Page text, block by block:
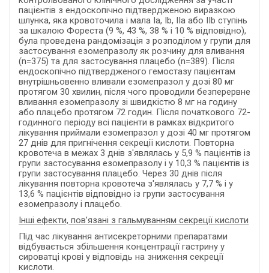
пацієнтів з ендоскопічно підтвердженою виразкою
шлунка, яка кровоточила і мала Ia, Ib, IIa або IIb ступінь
за шкалою Фореста (9 %, 43 %, 38 % і 10 % відповідно),
була проведена рандомізація з розподілом у групи для
застосування езомепразолу як розчину для вливання
(n=375) та для застосування плацебо (n=389). Після
ендоскопічно підтвердженого гемостазу пацієнтам
внутрішньовенно вливали езомепразол у дозі 80 мг
протягом 30 хвилин, після чого проводили безперервне
вливання езомепразолу зі швидкістю 8 мг на годину
або плацебо протягом 72 годин. Після початкового 72-
годинного періоду всі пацієнти в рамках відкритого
лікування приймали езомепразол у дозі 40 мг протягом
27 днів для пригнічення секреції кислоти. Повторна
кровотеча в межах 3 днів з'являлась у 5,9 % пацієнтів із
групи застосування езомепразолу і у 10,3 % пацієнтів із
групи застосування плацебо. Через 30 днів після
лікування повторна кровотеча з'являлась у 7,7 % і у
13,6 % пацієнтів відповідно із групи застосування
езомепразолу і плацебо.
Інші ефекти, пов’язані з гальмуванням секреції кислоти
Під час лікування антисекреторними препаратами
відбувається збільшення концентрації гастрину у
сироватці крові у відповідь на зниження секреції
кислоти.